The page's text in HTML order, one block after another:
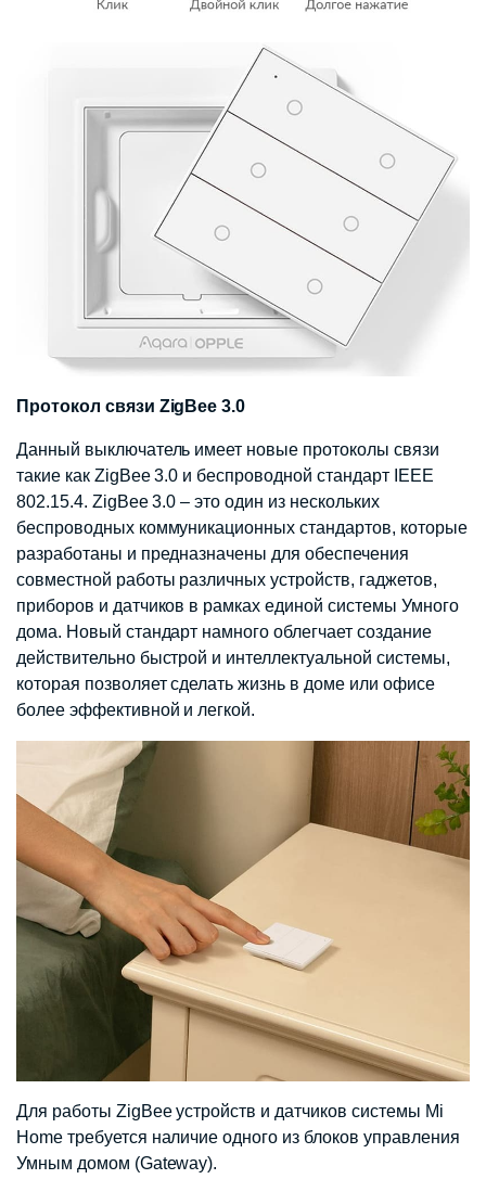
Протокол связи ZigBee 3.0
Данный выключатель имеет новые протоколы связи
такие как ZigBee 3.0 и беспроводной стандарт IEEE
802.15.4. ZigBee 3.0 – это один из нескольких
беспроводных коммуникационных стандартов, которые
разработаны и предназначены для обеспечения
совместной работы различных устройств, гаджетов,
приборов и датчиков в рамках единой системы Умного
дома. Новый стандарт намного облегчает создание
действительно быстрой и интеллектуальной системы,
которая позволяет сделать жизнь в доме или офисе
более эффективной и легкой.
Для работы ZigBee устройств и датчиков системы Mi
Home требуется наличие одного из блоков управления
Умным домом (Gateway).